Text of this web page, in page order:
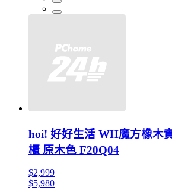
hoi! 好好生活 WH魔方橡木
櫃 原木色 F20Q04
$2,999
$5,980